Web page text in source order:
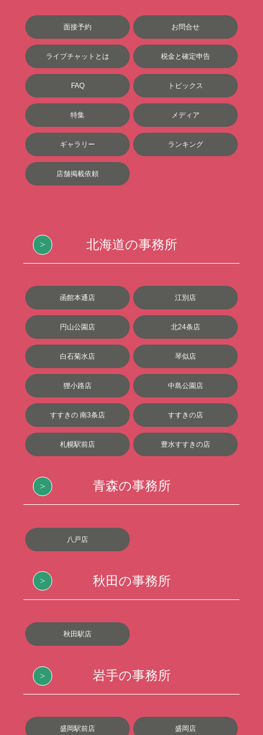
面接予約 お問合せ
ライブチャットとは 税金と確定申告
FAQ トピックス
特集 メディア
ギャラリー ランキング
店舗掲載依頼
北海道の事務所
函館本通店 江別店
円山公園店 北24条店
白石菊水店 琴似店
狸小路店 中島公園店
すすきの 南3条店 すすきの店
札幌駅前店 豊水すすきの店
青森の事務所
八戸店
秋田の事務所
秋田駅店
岩手の事務所
盛岡駅前店 盛岡店